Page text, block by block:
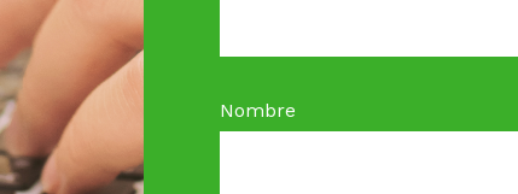
Nombre